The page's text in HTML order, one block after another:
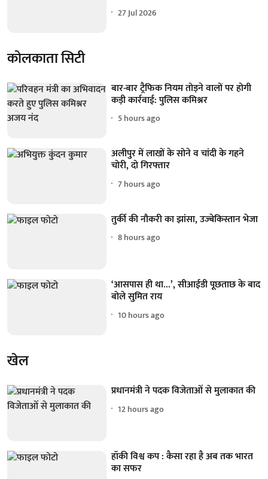
27 Jul 2026
कोलकाता सिटी
बार-बार ट्रैफिक नियम तोड़ने वालों पर होगी
कड़ी कार्रवाई: पुलिस कमिश्नर
5 hours ago
अलीपुर में लाखों के सोने व चांदी के गहने
चोरी, दो गिरफ्तार
7 hours ago
तुर्की की नौकरी का झांसा, उज्बेकिस्तान भेजा
8 hours ago
‘आसपास ही था...’, सीआईडी पूछताछ के बाद
बोले सुमित राय
10 hours ago
खेल
प्रधानमंत्री ने पदक विजेताओं से मुलाकात की
12 hours ago
हॉकी विश्व कप : कैसा रहा है अब तक भारत
का सफर